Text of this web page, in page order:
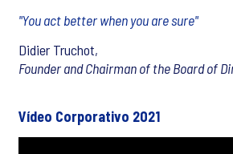
"You act better when you are sure"
Didier Truchot,
Founder and Chairman of the Board of
Vídeo Corporativo 2021